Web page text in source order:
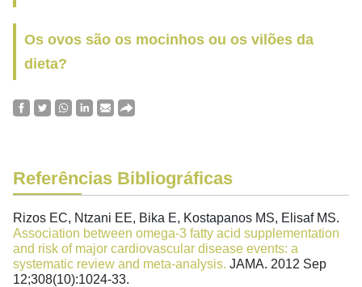
Os ovos são os mocinhos ou os vilões da
dieta?
Referências Bibliográficas
Rizos EC, Ntzani EE, Bika E, Kostapanos MS, Elisaf MS.
Association between omega-3 fatty acid supplementation
and risk of major cardiovascular disease events: a
systematic review and meta-analysis. JAMA. 2012 Sep
12;308(10):1024-33.